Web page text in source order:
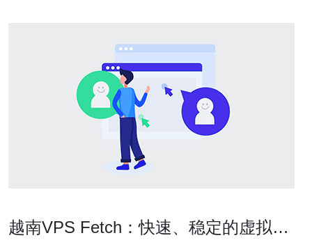
越南VPS Fetch：快速、稳定的虚拟私